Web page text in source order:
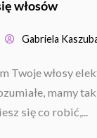
włosów
Gabriela
Twoje włosy
mamy
się co robić,...